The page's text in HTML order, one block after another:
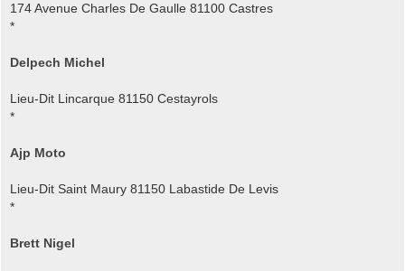
174 Avenue Charles De Gaulle 81100 Castres
*
Delpech Michel
Lieu-Dit Lincarque 81150 Cestayrols
*
Ajp Moto
Lieu-Dit Saint Maury 81150 Labastide De Levis
*
Brett Nigel